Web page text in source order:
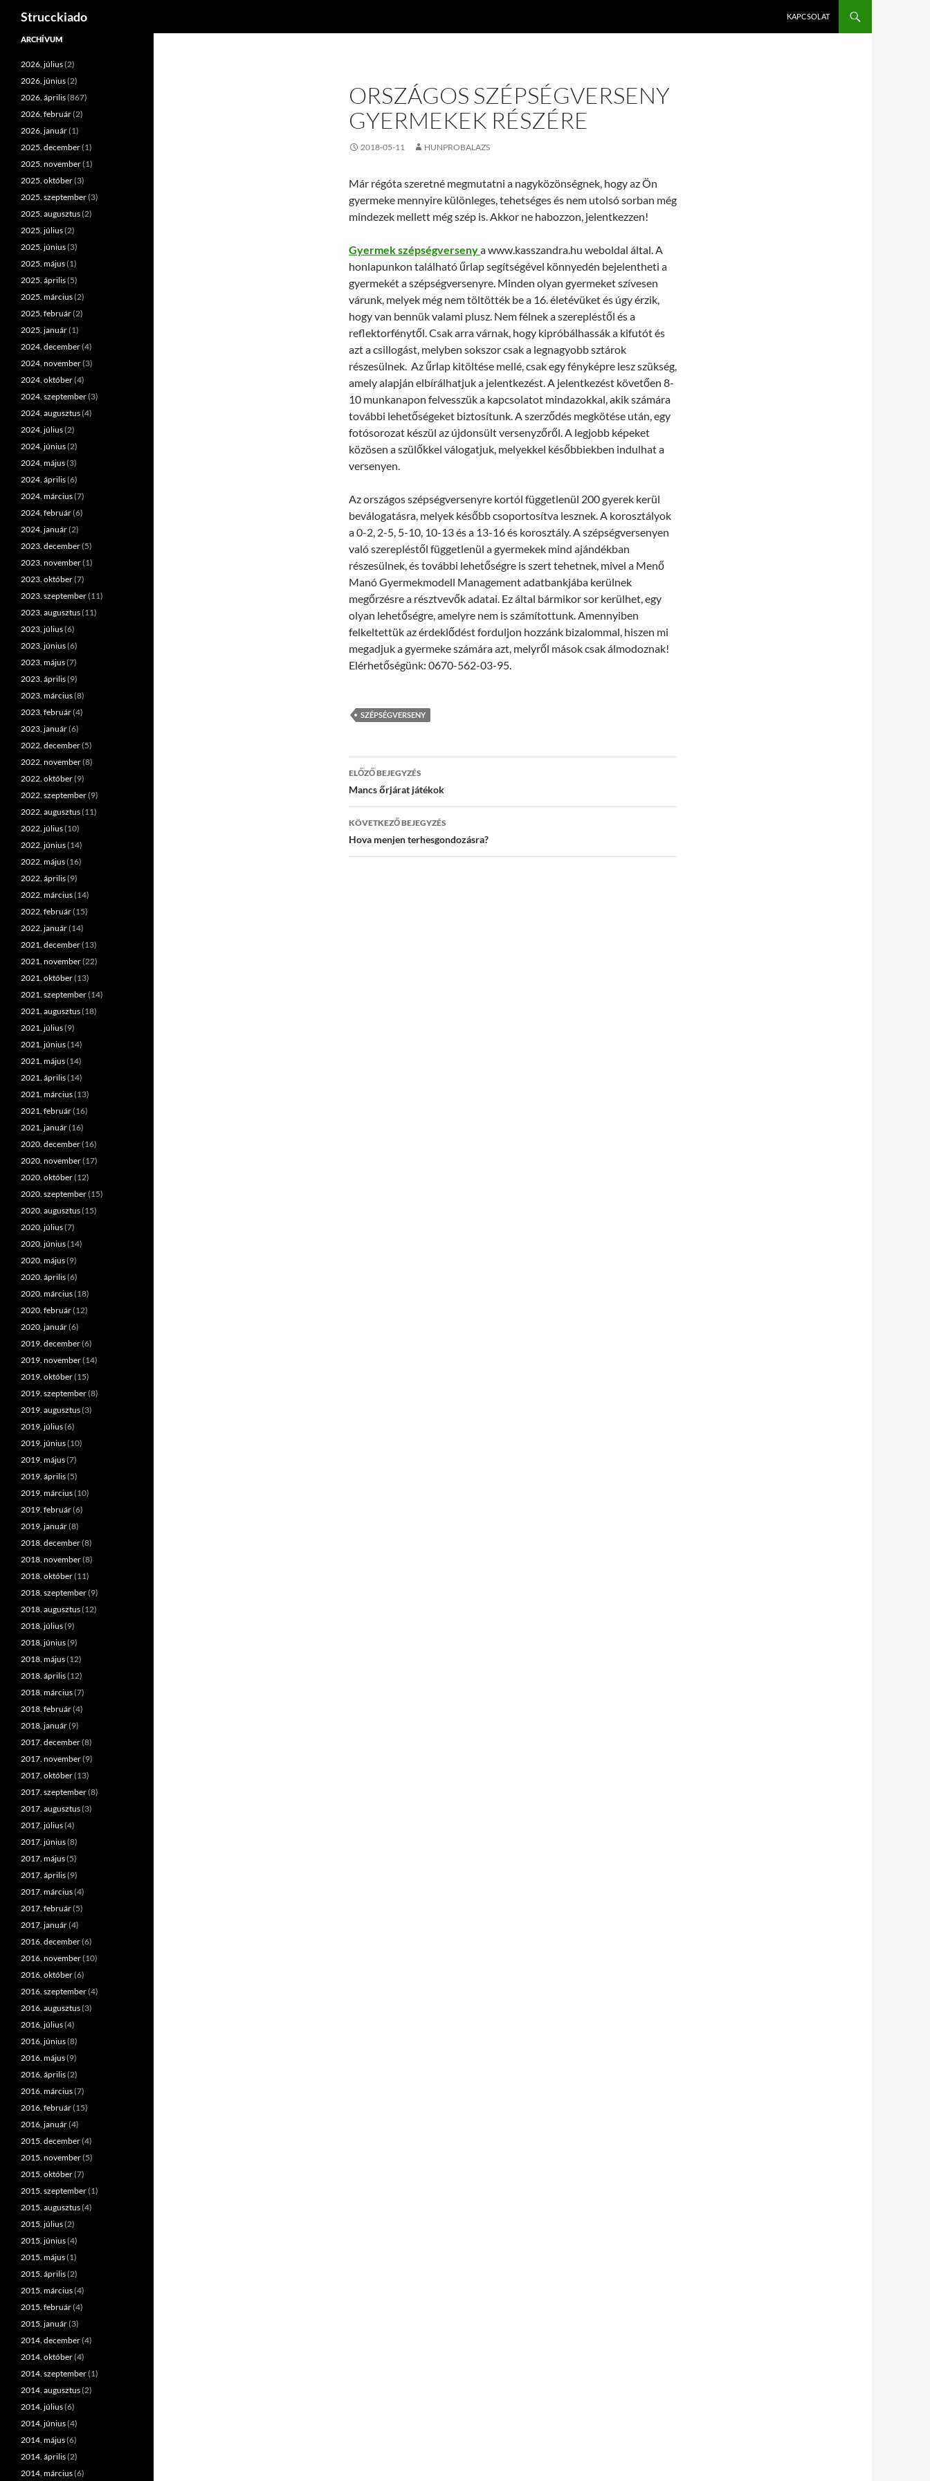
Tartalomhoz
Strucckiado KAPCSOLAT
ORSZÁGOS SZÉPSÉGVERSENY
GYERMEKEK RÉSZÉRE
2018-05-11 HUNPROBALAZS
Már régóta szeretné megmutatni a nagyközönségnek, hogy az Ön
gyermeke mennyire különleges, tehetséges és nem utolsó sorban még
mindezek mellett még szép is. Akkor ne habozzon, jelentkezzen!
Gyermek szépségversenya www.kasszandra.hu weboldal által. A
honlapunkon található űrlap segítségével könnyedén bejelentheti a
gyermekét a szépségversenyre. Minden olyan gyermeket szívesen
várunk, melyek még nem töltötték be a 16. életévüket és úgy érzik,
hogy van bennük valami plusz. Nem félnek a szerepléstől és a
reflektorfénytől. Csak arra várnak, hogy kipróbálhassák a kifutót és
azt a csillogást, melyben sokszor csak a legnagyobb sztárok
részesülnek. Az űrlap kitöltése mellé, csak egy fényképre lesz szükség,
amely alapján elbírálhatjuk a jelentkezést. A jelentkezést követően 8-
10 munkanapon felvesszük a kapcsolatot mindazokkal, akik számára
további lehetőségeket biztosítunk. A szerződés megkötése után, egy
fotósorozat készül az újdonsült versenyzőről. A legjobb képeket
közösen a szülőkkel válogatjuk, melyekkel későbbiekben indulhat a
versenyen.
Az országos szépségversenyre kortól függetlenül 200 gyerek kerül
beválogatásra, melyek később csoportosítva lesznek. A korosztályok
a 0-2, 2-5, 5-10, 10-13 és a 13-16 és korosztály. A szépségversenyen
való szerepléstől függetlenül a gyermekek mind ajándékban
részesülnek, és további lehetőségre is szert tehetnek, mivel a Menő
Manó Gyermekmodell Management adatbankjába kerülnek
megőrzésre a résztvevők adatai. Ez által bármikor sor kerülhet, egy
olyan lehetőségre, amelyre nem is számítottunk. Amennyiben
felkeltettük az érdeklődést forduljon hozzánk bizalommal, hiszen mi
megadjuk a gyermeke számára azt, melyről mások csak álmodoznak!
Elérhetőségünk: 0670-562-03-95.
SZÉPSÉGVERSENY
Bejegyzések
navigációja
ELŐZŐ BEJEGYZÉS
Mancs őrjárat játékok
KÖVETKEZŐ BEJEGYZÉS
Hova menjen terhesgondozásra?
ARCHÍVUM
2026. július(2)
2026. június(2)
2026. április(867)
2026. február(2)
2026. január(1)
2025. december(1)
2025. november(1)
2025. október(3)
2025. szeptember(3)
2025. augusztus(2)
2025. július(2)
2025. június(3)
2025. május(1)
2025. április(5)
2025. március(2)
2025. február(2)
2025. január(1)
2024. december(4)
2024. november(3)
2024. október(4)
2024. szeptember(3)
2024. augusztus(4)
2024. július(2)
2024. június(2)
2024. május(3)
2024. április(6)
2024. március(7)
2024. február(6)
2024. január(2)
2023. december(5)
2023. november(1)
2023. október(7)
2023. szeptember(11)
2023. augusztus(11)
2023. július(6)
2023. június(6)
2023. május(7)
2023. április(9)
2023. március(8)
2023. február(4)
2023. január(6)
2022. december(5)
2022. november(8)
2022. október(9)
2022. szeptember(9)
2022. augusztus(11)
2022. július(10)
2022. június(14)
2022. május(16)
2022. április(9)
2022. március(14)
2022. február(15)
2022. január(14)
2021. december(13)
2021. november(22)
2021. október(13)
2021. szeptember(14)
2021. augusztus(18)
2021. július(9)
2021. június(14)
2021. május(14)
2021. április(14)
2021. március(13)
2021. február(16)
2021. január(16)
2020. december(16)
2020. november(17)
2020. október(12)
2020. szeptember(15)
2020. augusztus(15)
2020. július(7)
2020. június(14)
2020. május(9)
2020. április(6)
2020. március(18)
2020. február(12)
2020. január(6)
2019. december(6)
2019. november(14)
2019. október(15)
2019. szeptember(8)
2019. augusztus(3)
2019. július(6)
2019. június(10)
2019. május(7)
2019. április(5)
2019. március(10)
2019. február(6)
2019. január(8)
2018. december(8)
2018. november(8)
2018. október(11)
2018. szeptember(9)
2018. augusztus(12)
2018. július(9)
2018. június(9)
2018. május(12)
2018. április(12)
2018. március(7)
2018. február(4)
2018. január(9)
2017. december(8)
2017. november(9)
2017. október(13)
2017. szeptember(8)
2017. augusztus(3)
2017. július(4)
2017. június(8)
2017. május(5)
2017. április(9)
2017. március(4)
2017. február(5)
2017. január(4)
2016. december(6)
2016. november(10)
2016. október(6)
2016. szeptember(4)
2016. augusztus(3)
2016. július(4)
2016. június(8)
2016. május(9)
2016. április(2)
2016. március(7)
2016. február(15)
2016. január(4)
2015. december(4)
2015. november(5)
2015. október(7)
2015. szeptember(1)
2015. augusztus(4)
2015. július(2)
2015. június(4)
2015. május(1)
2015. április(2)
2015. március(4)
2015. február(4)
2015. január(3)
2014. december(4)
2014. október(4)
2014. szeptember(1)
2014. augusztus(2)
2014. július(6)
2014. június(4)
2014. május(6)
2014. április(2)
2014. március(6)